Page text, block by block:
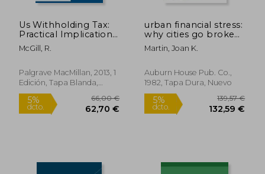
5%
dcto.
82,82 €
78,68 €
5%
dcto.
Us Withholding Tax:
Practical Implications
of qi and Fatca
(Global Financial
McGill, R.
Palgrave MacMillan, 2013, 1
Edición, Tapa Blanda,
Nuevo
urban financial stress:
why cities go broke
(en Inglés)
Martin, Joan K.
Auburn House Pub. Co.,
1982, Tapa Dura, Nuevo